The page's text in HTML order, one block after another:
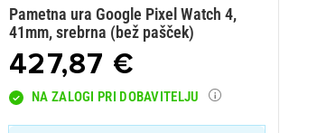
Pametna ura Google Pixel Watch 4,
41mm, srebrna (bež pašček)
427,87 €
NA ZALOGI PRI DOBAVITELJU